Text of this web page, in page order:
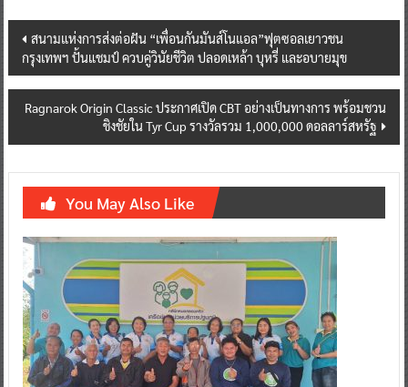
Post
navigation
สนามแห่งการส่งต่อฝัน “เพื่อนกันมันส์โนแอล”ฟุตซอลเยาวชน
กรุงเทพฯ ปั้นแชมป์ ควบคู่วินัยชีวิต ปลอดเหล้า บุหรี่ และอบายมุข
Ragnarok Origin Classic ประกาศเปิด CBT อย่างเป็นทางการ พร้อมชวน
ชิงชัยใน Tyr Cup รางวัลรวม 1,000,000 ดอลลาร์สหรัฐ
You May Also Like